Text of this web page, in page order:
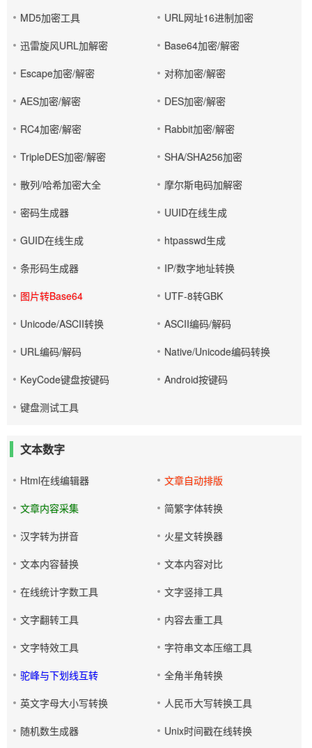
MD5加密工具
URL网址16进制加密
迅雷旋风URL加解密
Base64加密/解密
Escape加密/解密
对称加密/解密
AES加密/解密
DES加密/解密
RC4加密/解密
Rabbit加密/解密
TripleDES加密/解密
SHA/SHA256加密
散列/哈希加密大全
摩尔斯电码加解密
密码生成器
UUID在线生成
GUID在线生成
htpasswd生成
条形码生成器
IP/数字地址转换
图片转Base64
UTF-8转GBK
Unicode/ASCII转换
ASCII编码/解码
URL编码/解码
Native/Unicode编码转换
KeyCode键盘按键码
Android按键码
键盘测试工具
文本数字
Html在线编辑器
文章自动排版
文章内容采集
简繁字体转换
汉字转为拼音
火星文转换器
文本内容替换
文本内容对比
在线统计字数工具
文字竖排工具
文字翻转工具
内容去重工具
文字特效工具
字符串文本压缩工具
驼峰与下划线互转
全角半角转换
英文字母大小写转换
人民币大写转换工具
随机数生成器
Unix时间戳在线转换